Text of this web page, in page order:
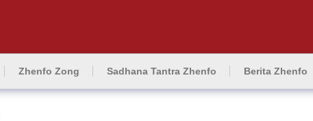
Zhenfo Zong Sadhana Tantra Zhenfo Berita Zhenfo